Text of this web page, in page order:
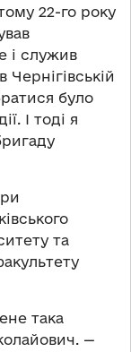
22-го року
і служив
було
І тоді я
та
така
—